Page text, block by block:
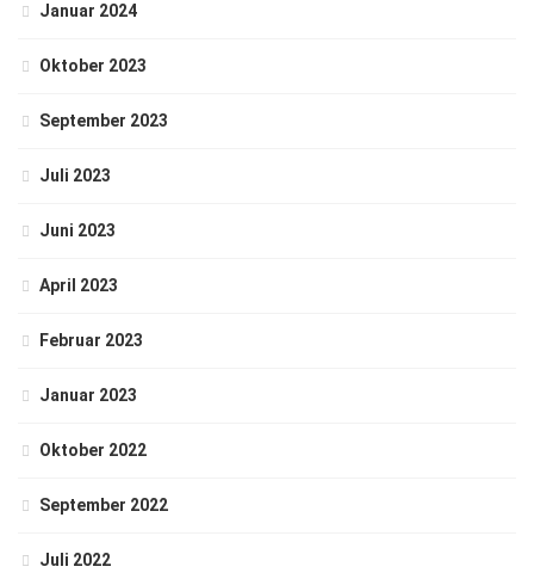
Januar 2024
Oktober 2023
September 2023
Juli 2023
Juni 2023
April 2023
Februar 2023
Januar 2023
Oktober 2022
September 2022
Juli 2022